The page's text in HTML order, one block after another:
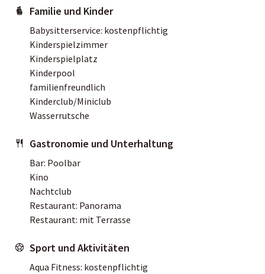
Familie und Kinder
Babysitterservice: kostenpflichtig
Kinderspielzimmer
Kinderspielplatz
Kinderpool
familienfreundlich
Kinderclub/Miniclub
Wasserrutsche
Gastronomie und Unterhaltung
Bar: Poolbar
Kino
Nachtclub
Restaurant: Panorama
Restaurant: mit Terrasse
Sport und Aktivitäten
Aqua Fitness: kostenpflichtig